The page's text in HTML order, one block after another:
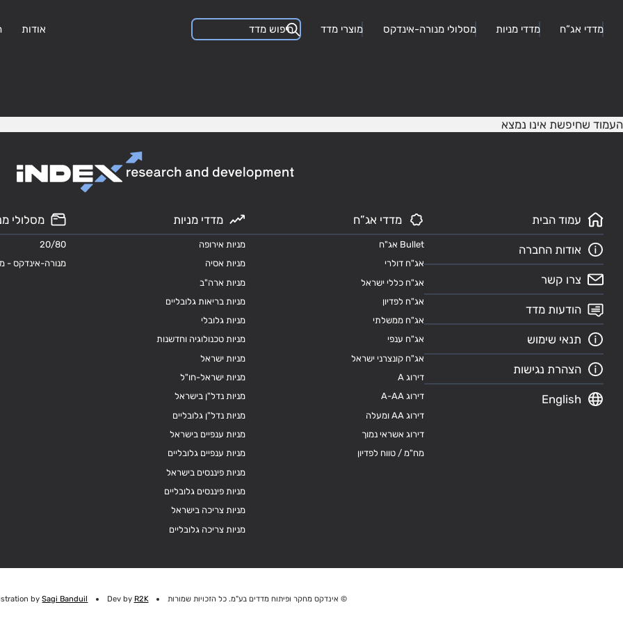
מדדי אג”ח מדדי מניות מסלולי מנורה-אינדקס מוצרי מדד אודות
העמוד שחיפשת אינו נמצא
עמוד הבית
אודות החברה
צרו קשר
הודעות מדד
תנאי שימוש
הצהרת נגישות
English
מדדי אג”ח
Bullet אג"ח
אג"ח דולרי
אג"ח כללי ישראל
אג"ח לפדיון
אג"ח ממשלתי
אג"ח ענפי
אג"ח קונצרני ישראל
דירוג A
דירוג A-AA
דירוג AA ומעלה
דירוג אשראי נמוך
מח"מ / טווח לפדיון
מדדי מניות
מניות אירופה
מניות אסיה
מניות ארה"ב
מניות בריאות גלובליים
מניות גלובלי
מניות טכנולוגיה וחדשנות
מניות ישראל
מניות ישראל-חו"ל
מניות נדל"ן בישראל
מניות נדל"ן גלובליים
מניות ענפיים בישראל
מניות ענפיים גלובליים
מניות פיננסים בישראל
מניות פיננסים גלובליים
מניות צריכה בישראל
מניות צריכה גלובליים
מסלולי
20/80
מנורה-אינדקס -
© אינדקס מחקר ופיתוח מדדים בע"מ. כל הזכויות שמורות Dev by R2K
bySagi Banduil